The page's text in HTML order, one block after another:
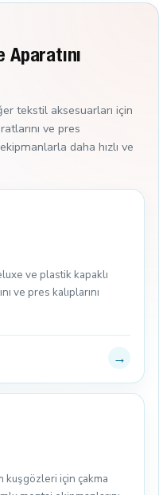
Aparatını
tekstil aksesuarları için
ve pres
daha hızlı ve
ve plastik kapaklı
ve pres kalıplarını
→
kuşgözleri için çakma